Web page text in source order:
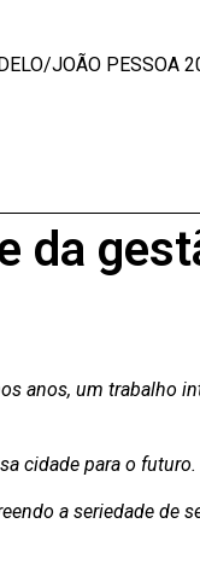
JOÃO PESSOA
da
anos, um trabalho
cidade para o futuro.
a seriedade de